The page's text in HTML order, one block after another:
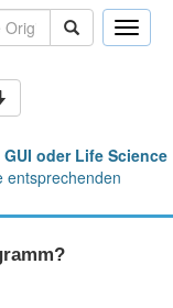
Toggle
oder Life Science
entsprechenden